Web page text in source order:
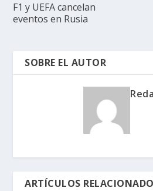
F1 y UEFA cancelan
eventos en Rusia
SOBRE EL AUTOR
ARTÍCULOS